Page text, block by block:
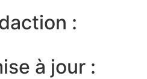
:
à jour :